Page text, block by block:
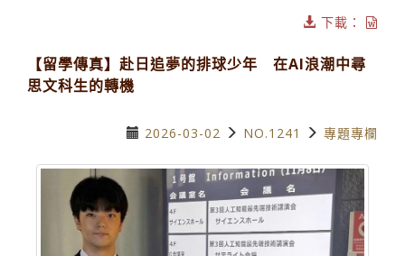
下載：
【留學傳真】赴日追夢的排球少年 在AI浪潮中尋
思文科生的轉機
2026-03-02 NO.1241 專題專欄